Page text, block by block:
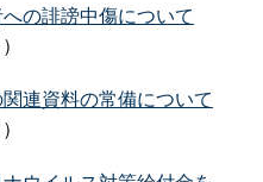
の誹謗中傷について
連資料の常備について